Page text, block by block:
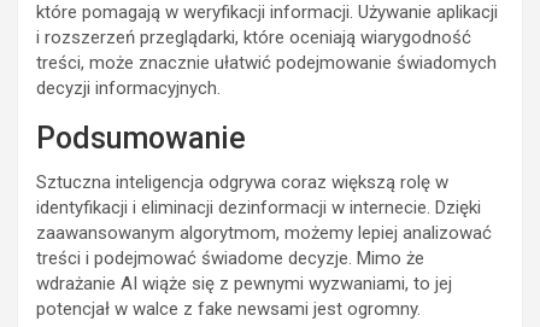
które pomagają w weryfikacji informacji. Używanie aplikacji
i rozszerzeń przeglądarki, które oceniają wiarygodność
treści, może znacznie ułatwić podejmowanie świadomych
decyzji informacyjnych.
Podsumowanie
Sztuczna inteligencja odgrywa coraz większą rolę w
identyfikacji i eliminacji dezinformacji w internecie. Dzięki
zaawansowanym algorytmom, możemy lepiej analizować
treści i podejmować świadome decyzje. Mimo że
wdrażanie AI wiąże się z pewnymi wyzwaniami, to jej
potencjał w walce z fake newsami jest ogromny.